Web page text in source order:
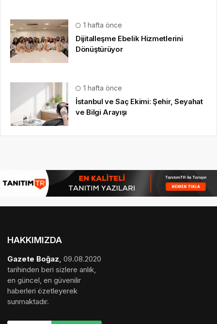
1 hafta önce
Dijitalleşme Ebelik Hizmetlerini
Dönüştürüyor
1 hafta önce
İstanbul ve Saç Ekimi: Şehir, Seyahat
ve Bilgi Arayışı
HAKKIMIZDA
Gazete Boğaz, 09.08.2020
tarihinden beri sizlere anlık,
en güncel, en güvenilir
haberleri özetleyerek
sunmaktadır.